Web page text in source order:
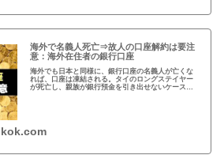
海外で名義人死亡⇒故人の口座解約は要注
意：海外在住者の銀行口座
海外でも日本と同様に、銀行口座の名義人が亡くな
れば、口座は凍結される。タイのロングステイヤー
が死亡し、親族が銀行預金を引き出せないケースが